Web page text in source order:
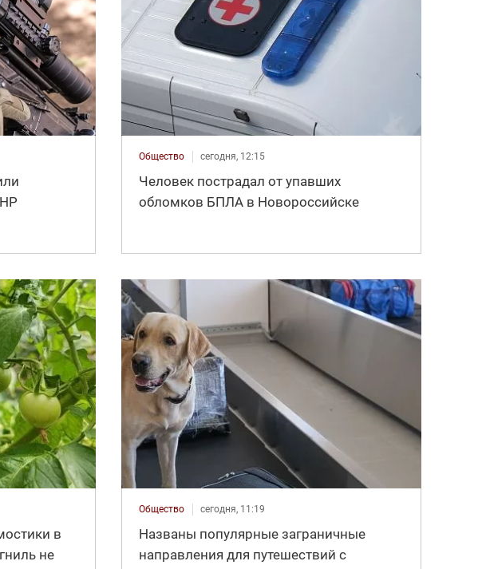
Общество сегодня, 12:15
Человек пострадал от упавших
обломков БПЛА в Новороссийске
в
не
Общество сегодня, 11:19
Названы популярные заграничные
направления для путешествий с